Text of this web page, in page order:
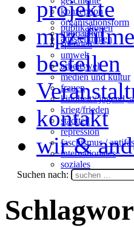
konzeption
organisationsform
mitmachen
spenden
projekte
publikationen
ausstellungen
mpz-filme
umwelt
arbeitswelt
medien und kultur
frauen
kindheit / jugend,
krieg/frieden
stadtteil
repression
faschismus /
internationales
soziales
bestellen
kontakt
wir &
Suchen nach: